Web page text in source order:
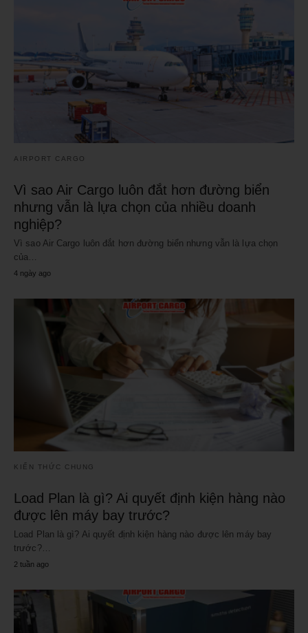
AIRPORT CARGO
Vì sao Air Cargo luôn đắt hơn đường biển
nhưng vẫn là lựa chọn của nhiều doanh
nghiệp?
Vì sao Air Cargo luôn đắt hơn đường biển nhưng vẫn là lựa chọn
của…
4 ngày ago
KIẾN THỨC CHUNG
Load Plan là gì? Ai quyết định kiện hàng nào
được lên máy bay trước?
Load Plan là gì? Ai quyết định kiện hàng nào được lên máy bay
trước?…
2 tuần ago